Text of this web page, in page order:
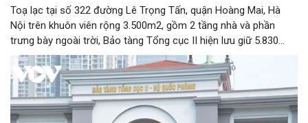
Toạ lạc tại số 322 đường Lê Trọng Tấn, quận Hoàng Mai, Hà
Nội trên khuôn viên rộng 3.500m2, gồm 2 tầng nhà và phần
trưng bày ngoài trời, Bảo tàng Tổng cục II hiện lưu giữ 5.830
hiện vật, trong đó có nhiều hiện vật quý hiếm gắn liền với cuộc
đời hoạt động của nhiều chiến sĩ tình báo xuất sắc của Quân
đội nhân dân Việt Nam. Với chức năng phục vụ công tác nghiên
cứu, tham quan học tập, giáo dục truyền thống, Bảo tàng Tổng
cục II chính thức được Bộ Văn hoá - Thông tin công nhận nằm